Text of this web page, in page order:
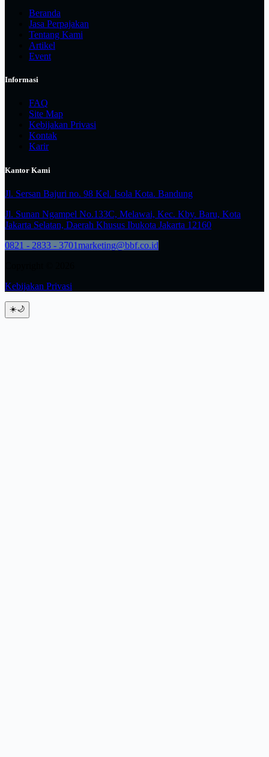
Beranda
Jasa Perpajakan
Tentang Kami
Artikel
Event
Informasi
FAQ
Site Map
Kebijakan Privasi
Kontak
Karir
Kantor Kami
Jl. Sersan Bajuri no. 98 Kel. Isola Kota. Bandung
Jl. Sunan Ngampel No.133C, Melawai, Kec. Kby. Baru, Kota
Jakarta Selatan, Daerah Khusus Ibukota Jakarta 12160
0821 - 2833 - 3701marketing@bbf.co.id
Kebijakan Privasi
☀️🌙